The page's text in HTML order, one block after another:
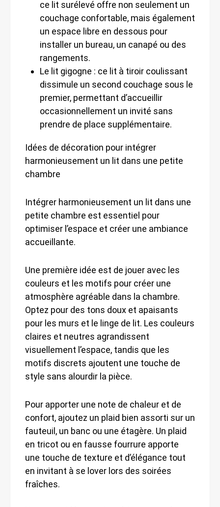
ce lit surélevé offre non seulement un
couchage confortable, mais également
un espace libre en dessous pour
installer un bureau, un canapé ou des
rangements.
Le lit gigogne : ce lit à tiroir coulissant
dissimule un second couchage sous le
premier, permettant d’accueillir
occasionnellement un invité sans
prendre de place supplémentaire.
Idées de décoration pour intégrer
harmonieusement un lit dans une petite
chambre
Intégrer harmonieusement un lit dans une
petite chambre est essentiel pour
optimiser l’espace et créer une ambiance
accueillante.
Une première idée est de jouer avec les
couleurs et les motifs pour créer une
atmosphère agréable dans la chambre.
Optez pour des tons doux et apaisants
pour les murs et le linge de lit. Les couleurs
claires et neutres agrandissent
visuellement l’espace, tandis que les
motifs discrets ajoutent une touche de
style sans alourdir la pièce.
Pour apporter une note de chaleur et de
confort, ajoutez un plaid bien assorti sur un
fauteuil, un banc ou une étagère. Un plaid
en tricot ou en fausse fourrure apporte
une touche de texture et d’élégance tout
en invitant à se lover lors des soirées
fraîches.